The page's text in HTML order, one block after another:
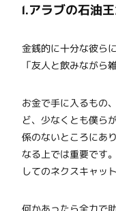
1.アラブの石油
金銭的に十分な彼ら
「友人と飲みながら
お金で手に入るもの
ど、少なくとも僕ら
係のないところにあ
なる上では重要です
してのネクスキャッ